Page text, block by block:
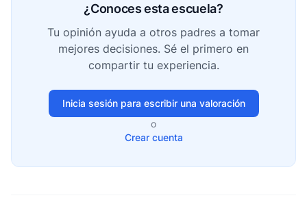
¿Conoces esta escuela?
Tu opinión ayuda a otros padres a tomar
mejores decisiones. Sé el primero en
compartir tu experiencia.
Inicia sesión para escribir una valoración
o
Crear cuenta